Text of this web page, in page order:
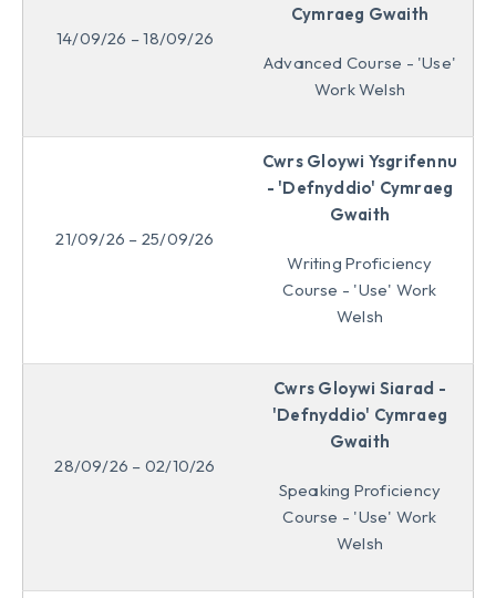
14/09/26 – 18/09/26
Cymraeg Gwaith
Advanced Course - 'Use'
Work Welsh
21/09/26 – 25/09/26
Cwrs Gloywi Ysgrifennu
- 'Defnyddio' Cymraeg
Gwaith
Writing Proficiency
Course - 'Use' Work
Welsh
28/09/26 – 02/10/26
Cwrs Gloywi Siarad -
'Defnyddio' Cymraeg
Gwaith
Speaking Proficiency
Course - 'Use' Work
Welsh